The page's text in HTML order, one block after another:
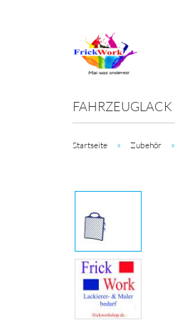
FAHRZEUGLACK
Startseite » Zubehör »